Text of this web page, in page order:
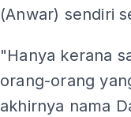
(Anwar) sendiri
"Hanya kerana
orang-orang
akhirnya nama